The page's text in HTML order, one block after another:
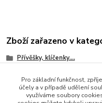
Zboží zařazeno v
Přívěšky, klíčenky....
Pro základní funkčnost,
účely a v případě udělení
využíváme soubory